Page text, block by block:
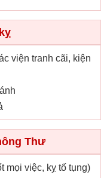
viện tranh cãi, kiện
Thư
mọi việc, kỵ tố tụng)